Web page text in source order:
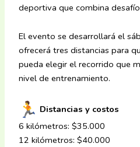
deportiva que combina
El evento se desarrollará el
ofrecerá tres distancias para
pueda elegir el recorrido que
nivel de entrenamiento.
Distancias y costos
6 kilómetros: $35.000
12 kilómetros: $40.000